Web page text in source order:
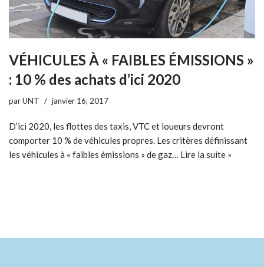
VÉHICULES À « FAIBLES ÉMISSIONS »
: 10 % des achats d’ici 2020
parUNT janvier 16, 2017
D’ici 2020, les flottes des taxis, VTC et loueurs devront
comporter 10 % de véhicules propres. Les critères définissant
les véhicules à « faibles émissions » de gaz… Lire la suite »